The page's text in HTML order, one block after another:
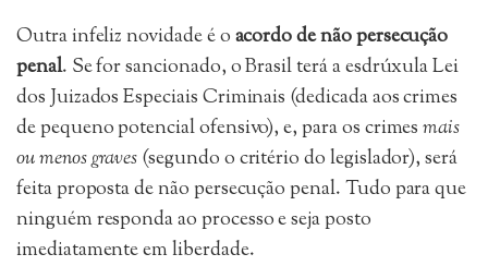
Outra infeliz novidade é oacordo de não persecução
penal. Se for sancionado, o Brasil terá a esdrúxula Lei
dos Juizados Especiais Criminais (dedicada aos crimes
de pequeno potencial ofensivo), e, para os crimesmais
ou menos graves(segundo o critério do legislador), será
feita proposta de não persecução penal. Tudo para que
ninguém responda ao processo e seja posto
imediatamente em liberdade.